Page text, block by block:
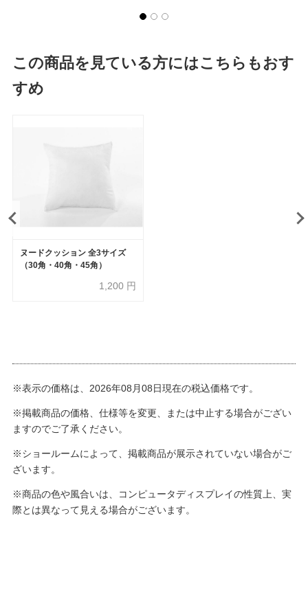
この商品を見ている方にはこちらもおす
すめ
ヌードクッション 全3サイズ
（30角・40角・45角）
1,200 円
※表示の価格は、2026年08月08日現在の税込価格です。
※掲載商品の価格、仕様等を変更、または中止する場合がござい
ますのでご了承ください。
※ショールームによって、掲載商品が展示されていない場合がご
ざいます。
※商品の色や風合いは、コンピュータディスプレイの性質上、実
際とは異なって見える場合がございます。